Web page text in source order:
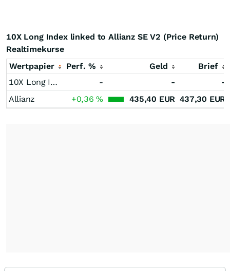
10X Long Index linked to Allianz SE V2 (Price Return)
Realtimekurse
Wertpapier
Perf. % Geld
Brief
10X Long Index linked to Allianz SE V2 (Price Return)
- -
-
Allianz
+0,36% 435,40 EUR 437,30 EUR